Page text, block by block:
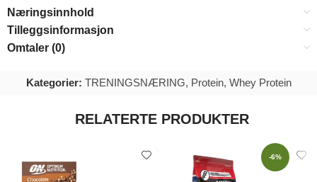
Næringsinnhold
Tilleggsinformasjon
Omtaler (0)
Kategorier: TRENINGSNÆRING, Protein, Whey Protein
RELATERTE PRODUKTER
-6%